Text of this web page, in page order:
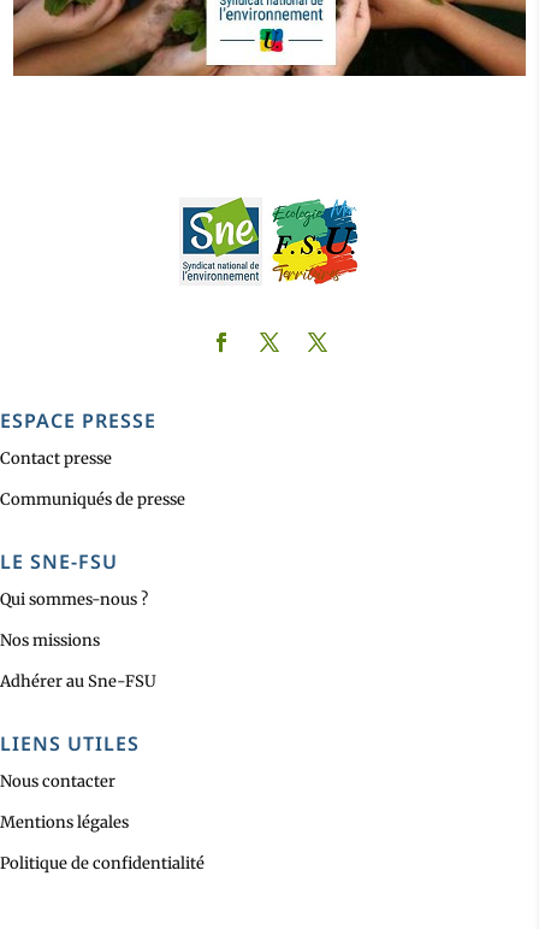
ESPACE PRESSE
Contact presse
Communiqués de presse
LE SNE-FSU
Qui sommes-nous ?
Nos missions
Adhérer au Sne-FSU
LIENS UTILES
Nous contacter
Mentions légales
Politique de confidentialité